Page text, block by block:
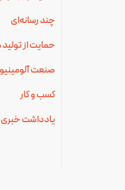
چند رسانه‌ای
حمایت از
صنعت
کسب و کار
یادداشت خبری